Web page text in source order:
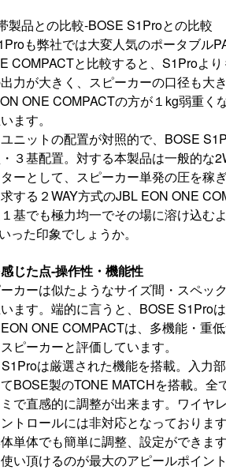
製品との比較-BOSE S1Proとの比較
も弊社では大変人気のポータブル
COMPACTと比較すると、S1Proよ
力が大きく、スピーカーの口径も大
ONE COMPACTの方が１kg弱重く
ます。
ニットの配置が対照的で、BOSE
３基配置。対する本製品は一般的な
ーとして、スピーカー単発の圧を稼
する２WAY方式のJBL EON ONE
基でも極力均一でその場に溶け込む
った印象でしょうか。
じた点-操作性・機能性
カーは似たようなサイズ間・スペッ
ます。端的に言うと、BOSE S1Pro
ONE COMPACTは、多機能・重
ピーカーと評価しています。
は厳選された機能を搭載。入力
BOSE製のTONE MATCHを搭載。全
で直感的に調整が出来ます。ワイヤ
トロールには非対応となっておりま
単体でも簡単に調整、設定ができま
い頂けるのが最大のアピールポイント